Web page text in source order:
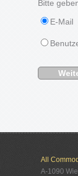
Bitte
E-Mail
All
A-1090